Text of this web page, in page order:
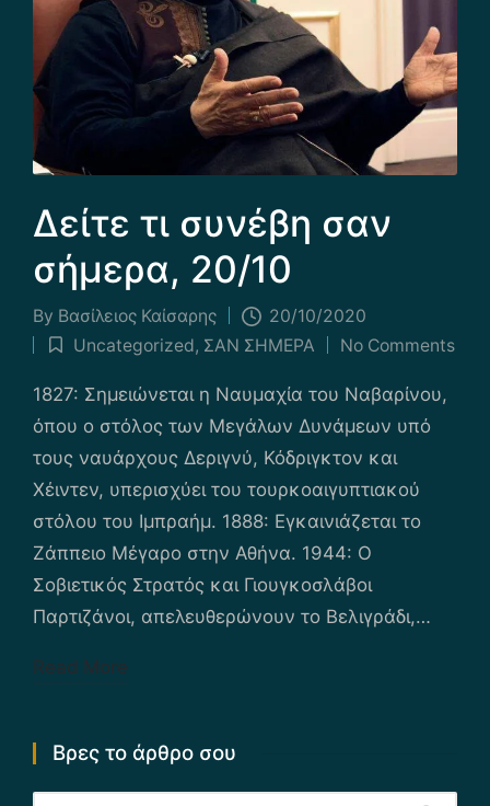
Δείτε τι συνέβη σαν
σήμερα, 20/10
Posted
by
By Βασίλειος Καίσαρης 20/10/2020
Posted
in
Uncategorized, ΣΑΝ ΣΗΜΕΡΑ No Comments
1827: Σημειώνεται η Ναυμαχία του Ναβαρίνου,
όπου ο στόλος των Μεγάλων Δυνάμεων υπό
τους ναυάρχους Δεριγνύ, Κόδριγκτον και
Χέιντεν, υπερισχύει του τουρκοαιγυπτιακού
στόλου του Ιμπραήμ. 1888: Εγκαινιάζεται το
Ζάππειο Μέγαρο στην Αθήνα. 1944: Ο
Σοβιετικός Στρατός και Γιουγκοσλάβοι
Παρτιζάνοι, απελευθερώνουν το Βελιγράδι,…
Read More
Βρες το άρθρο σου